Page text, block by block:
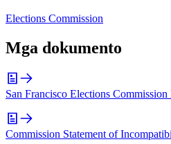
Elections Commission
Mga dokumento
San Francisco Elections
Commission Statement of